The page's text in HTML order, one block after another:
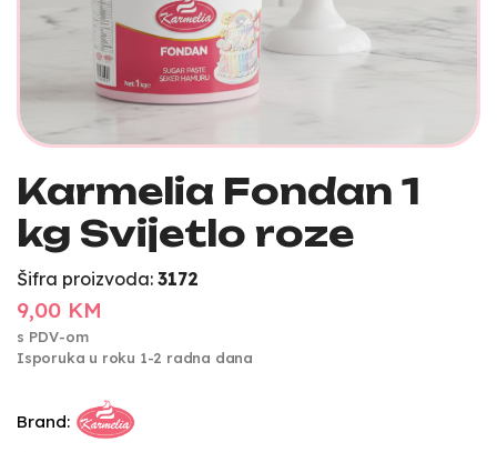
Karmelia Fondan 1
kg Svijetlo roze
Šifra proizvoda: 3172
9,00 KM
s PDV-om
Isporuka u roku 1-2 radna dana
Brand: